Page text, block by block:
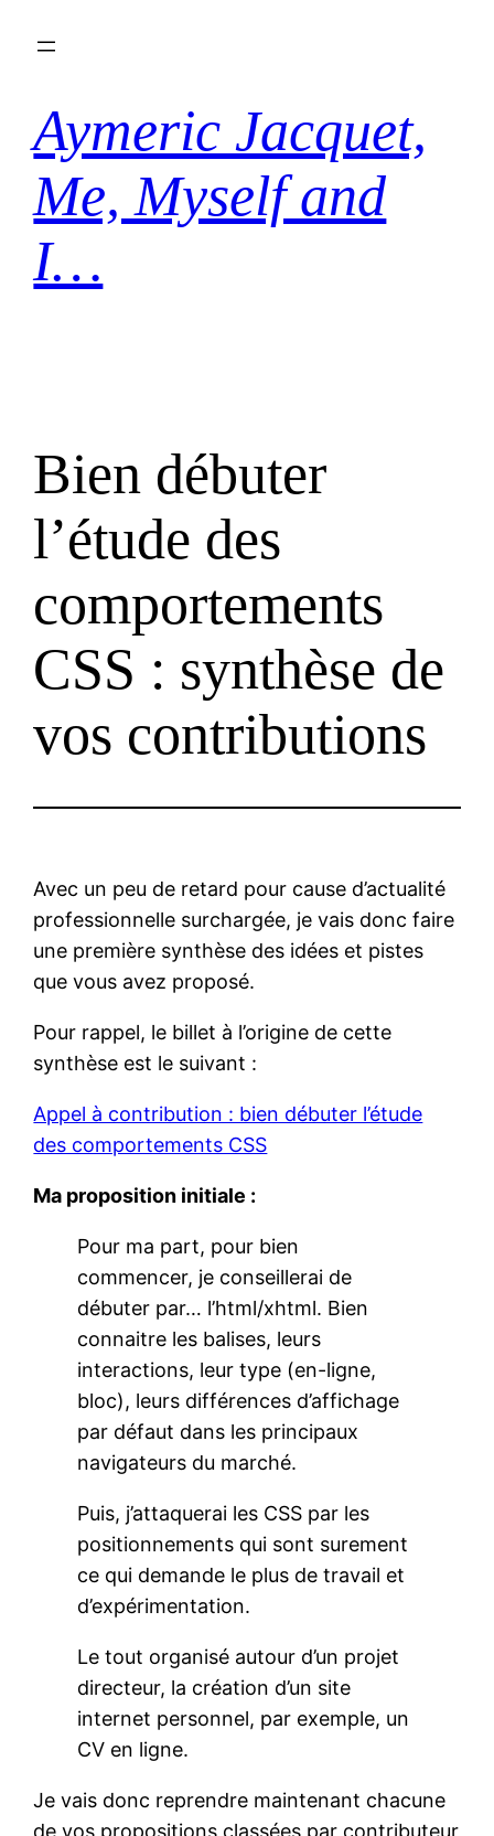
Aymeric Jacquet,
Me, Myself and
I…
Bien débuter
l’étude des
comportements
CSS : synthèse de
vos contributions
Avec un peu de retard pour cause d’actualité
professionnelle surchargée, je vais donc faire
une première synthèse des idées et pistes
que vous avez proposé.
Pour rappel, le billet à l’origine de cette
synthèse est le suivant :
Appel à contribution : bien débuter l’étude
des comportements CSS
Ma proposition initiale :
Pour ma part, pour bien
commencer, je conseillerai de
débuter par… l’html/xhtml. Bien
connaitre les balises, leurs
interactions, leur type (en-ligne,
bloc), leurs différences d’affichage
par défaut dans les principaux
navigateurs du marché.
Puis, j’attaquerai les CSS par les
positionnements qui sont surement
ce qui demande le plus de travail et
d’expérimentation.
Le tout organisé autour d’un projet
directeur, la création d’un site
internet personnel, par exemple, un
CV en ligne.
Je vais donc reprendre maintenant chacune
de vos propositions classées par contributeur